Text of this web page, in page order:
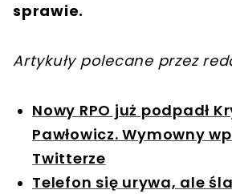
sprawie.
Artykuły polecane przez
Nowy RPO już podpadł
Pawłowicz. Wymowny
Twitterze
Telefon się urywa, ale